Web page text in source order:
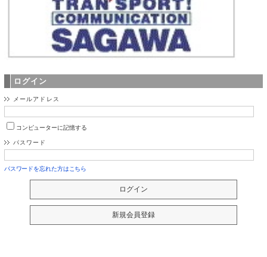
ログイン
メールアドレス
コンピューターに記憶する
パスワード
パスワードを忘れた方はこちら